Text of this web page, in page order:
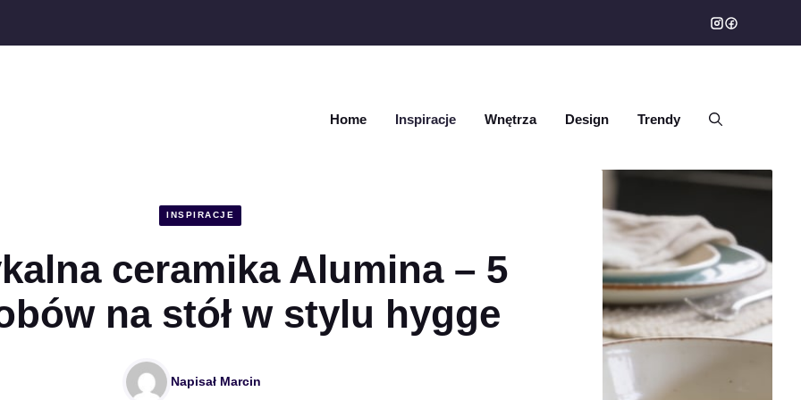
Home Inspiracje Wnętrza Design Trendy
INSPIRACJE
ceramika Alumina – 5
na stół w stylu hygge
Napisał Marcin